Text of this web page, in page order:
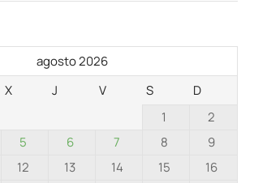
agosto 2026
X J V S
D
1
2
5 6 7 8
9
12 13 14 15
16